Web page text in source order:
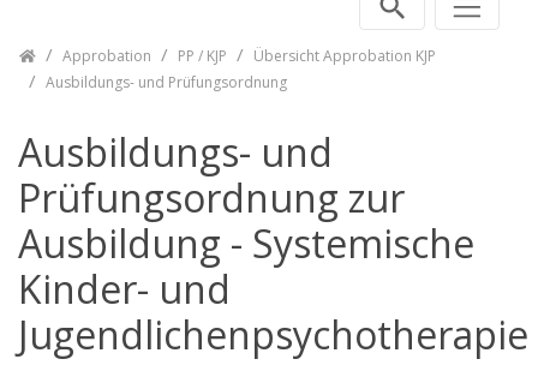
Skip navigation
Approbation PP / KJP
Übersicht Approbation KJP
Ausbildungs- und Prüfungsordnung
Ausbildungs- und
Prüfungsordnung zur
Ausbildung - Systemische
Kinder- und
Jugendlichenpsychotherapie